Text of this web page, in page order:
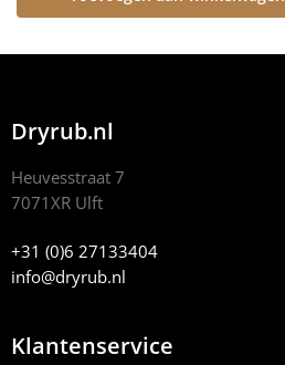
Dryrub.nl
Heuvesstraat 7
7071XR Ulft
+31 (0)6 27133404
info@dryrub.nl
Klantenservice